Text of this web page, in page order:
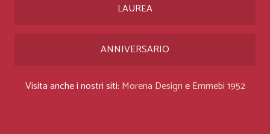
LAUREA
ANNIVERSARIO
Visita anche i nostri siti: Morena DesigneEmmebi 1952